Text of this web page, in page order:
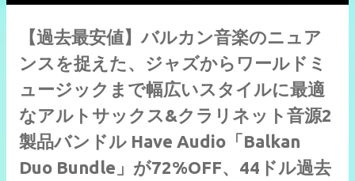
【過去最安値】バルカン音楽のニュア
ンスを捉えた、ジャズからワールドミ
ュージックまで幅広いスタイルに最適
なアルトサックス&クラリネット音源2
製品バンドル Have Audio「Balkan
Duo Bundle」が72%OFF、44ドル過去